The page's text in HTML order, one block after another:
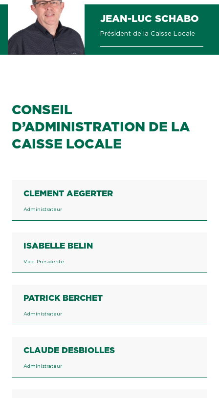
JEAN-LUC SCHABO
Président de la Caisse Locale
CONSEIL
D’ADMINISTRATION DE LA
CAISSE LOCALE
CLEMENT AEGERTER
Administrateur
ISABELLE BELIN
Vice-Présidente
PATRICK BERCHET
Administrateur
CLAUDE DESBIOLLES
Administrateur